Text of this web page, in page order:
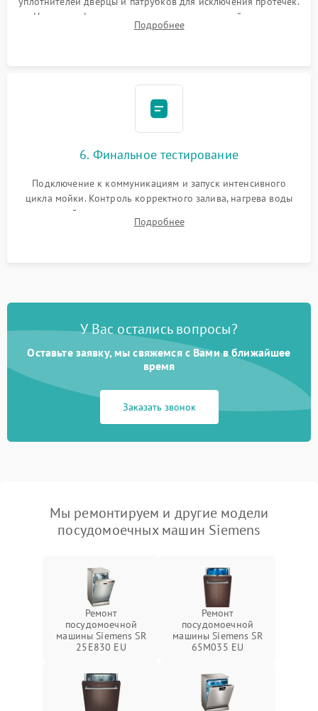
Надежная фиксация хомутов гидравлической системы,
сборка корпуса и установка датчика поплавка.
Подробнее
6. Финальное тестирование
Подключение к коммуникациям и запуск интенсивного
цикла мойки. Контроль корректного залива, нагрева воды
до нужной температуры, отсутствия посторонних шумов,
штатного слива и абсолютной сухости в поддоне.
Подробнее
У Вас остались вопросы?
Оставьте заявку, мы свяжемся с Вами в ближайшее
время
Заказать звонок
Мы ремонтируем и другие модели
посудомоечных машин Siemens
Ремонт
посудомоечной
машины Siemens SR
25E830 EU
Ремонт
посудомоечной
машины Siemens SR
65M035 EU